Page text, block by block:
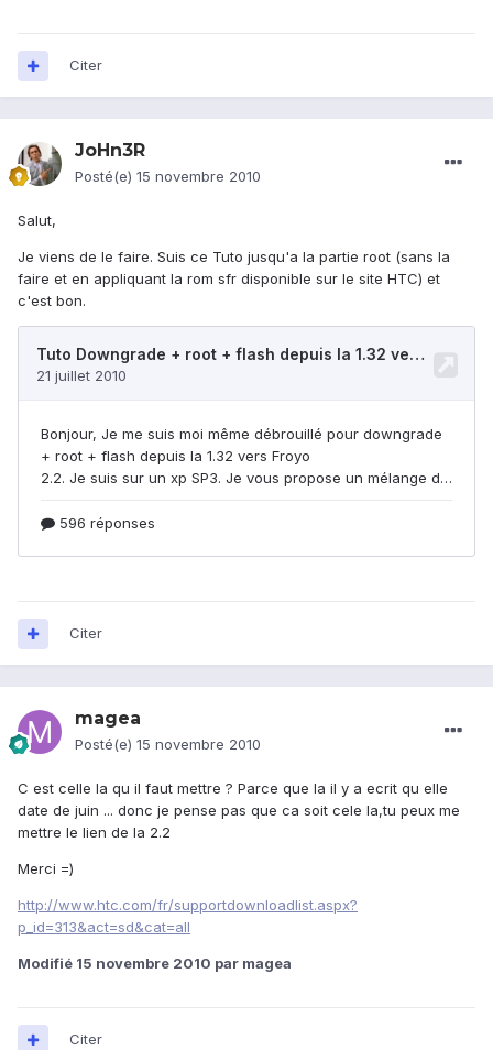
Citer
JoHn3R
Posté(e) 15 novembre 2010
Salut,
Je viens de le faire. Suis ce Tuto jusqu'a la partie root (sans la
faire et en appliquant la rom sfr disponible sur le site HTC) et
c'est bon.
Citer
magea
Posté(e) 15 novembre 2010
C est celle la qu il faut mettre ? Parce que la il y a ecrit qu elle
date de juin ... donc je pense pas que ca soit cele la,tu peux me
mettre le lien de la 2.2
Merci =)
http://www.htc.com/fr/supportdownloadlist.aspx?
p_id=313&act=sd&cat=all
Modifié 15 novembre 2010 par magea
Citer